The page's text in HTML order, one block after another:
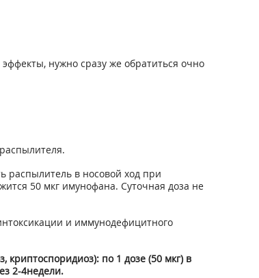
нужно сразу же обратиться очно
распылитель в носовой ход при
50 мкг имунофана. Суточная доза не
и иммунодефицитного
криптоспоридиоз): по 1 дозе (50 мкг) в
2-4недели.